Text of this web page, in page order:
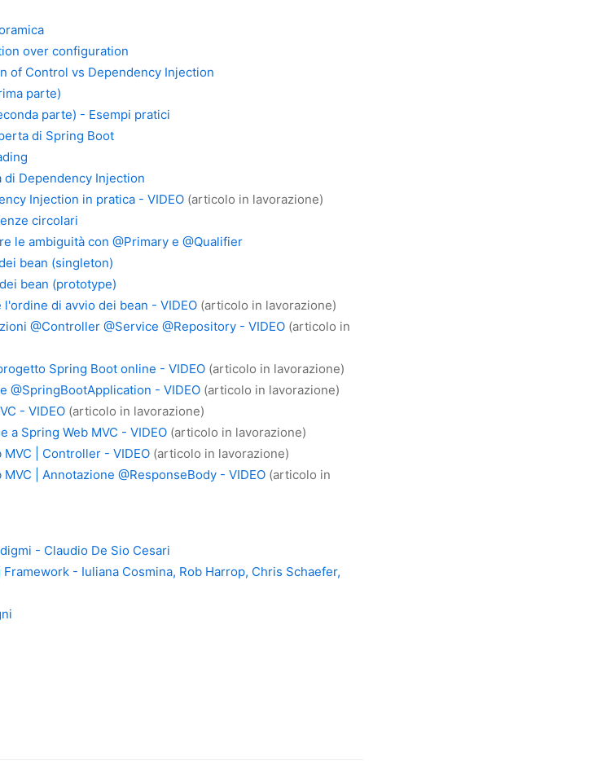
over configuration
of Control vs Dependency Injection
parte)
parte) - Esempi pratici
di Spring Boot
di Dependency Injection
Injection in pratica - VIDEO (articolo in lavorazione)
circolari
le ambiguità con @Primary e @Qualifier
bean (singleton)
bean (prototype)
di avvio dei bean - VIDEO (articolo in lavorazione)
@Controller @Service @Repository - VIDEO (articolo in
Spring Boot online - VIDEO (articolo in lavorazione)
@SpringBootApplication - VIDEO (articolo in lavorazione)
- VIDEO (articolo in lavorazione)
a Spring Web MVC - VIDEO (articolo in lavorazione)
| Controller - VIDEO (articolo in lavorazione)
| Annotazione @ResponseBody - VIDEO (articolo in
- Claudio De Sio Cesari
- Iuliana Cosmina, Rob Harrop, Chris Schaefer,